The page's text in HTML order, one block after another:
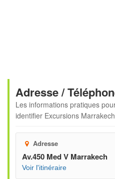
Adresse /
Les informations pratiques
identifier Excursions Marrakech
Adresse
Av.450 Med V Marrakech
Voir l'itinéraire